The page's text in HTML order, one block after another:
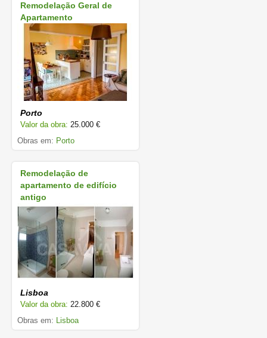
Remodelação Geral de
Apartamento
Porto
Valor da obra: 25.000 €
Obras em: Porto
Remodelação de
apartamento de edifício
antigo
Lisboa
Valor da obra: 22.800 €
Obras em: Lisboa